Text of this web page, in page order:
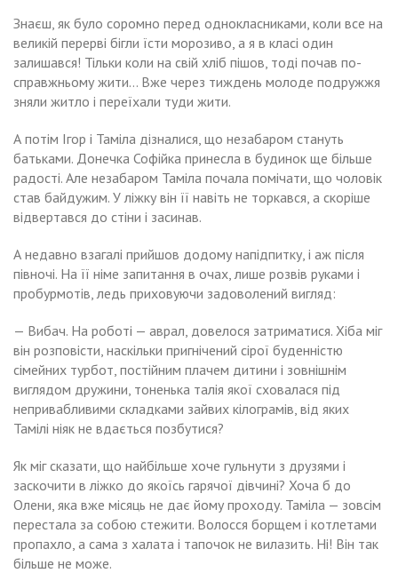
Знаєш, як було соромно перед однокласниками, коли все на
великій перерві бігли їсти морозиво, а я в класі один
залишався! Тільки коли на свій хліб пішов, тоді почав по-
справжньому жити… Вже через тиждень молоде подружжя
зняли житло і переїхали туди жити.
А потім Ігор і Таміла дізналися, що незабаром стануть
батьками. Донечка Софійка принесла в будинок ще більше
радості. Але незабаром Таміла почала помічати, що чоловік
став байдужим. У ліжку він її навіть не торкався, а скоріше
відвертався до стіни і засинав.
А недавно взагалі прийшов додому напідпитку, і аж після
півночі. На її німе запитання в очах, лише розвів руками і
пробурмотів, ледь приховуючи задоволений вигляд:
— Вибач. На роботі — аврал, довелося затриматися. Хіба міг
він розповісти, наскільки пригнічений сірої буденністю
сімейних турбот, постійним плачем дитини і зовнішнім
виглядом дружини, тоненька талія якої сховалася під
непривабливими складками зайвих кілограмів, від яких
Тамілі ніяк не вдається позбутися?
Як міг сказати, що найбільше хоче гульнути з друзями і
заскочити в ліжко до якоїсь гарячої дівчині? Хоча б до
Олени, яка вже місяць не дає йому проходу. Таміла — зовсім
перестала за собою стежити. Волосся борщем і котлетами
пропахло, а сама з халата і тапочок не вилазить. Ні! Він так
більше не може.